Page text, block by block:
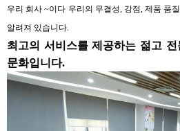
우리 회사 ~이다 우리의 무결성, 강점, 제품 품
알려져 있습니다.
최고의 서비스를 제공하는 젊고
문화입니다.